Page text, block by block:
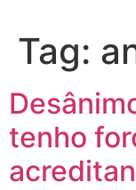
Tag:
tenho